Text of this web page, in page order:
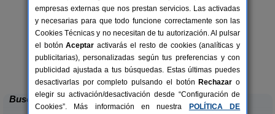
2-20 pers.
desde25 €
Lo Trabucador Alojamiento Rural
Poble Nou del Delta (Tarragona)
Buscar
empresas externas que nos prestan servicios. Las activadas
y necesarias para que todo funcione correctamente son las
Cookies Técnicas y no necesitan de tu autorización. Al pulsar
el botónAceptar activarás el resto de cookies (analíticas y
publicitarias), personalizadas según tus preferencias y con
publicidad ajustada a tus búsquedas. Estas últimas puedes
desactivarlas por completo pulsando el botón Rechazar o
elegir su activación/desactivación desde “Configuración de
Cookies”. Más información en nuestra
POLÍTICA DE